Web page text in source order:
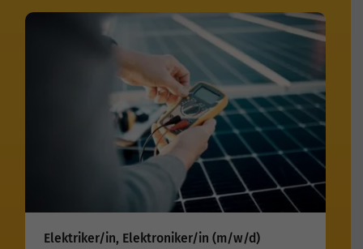
Elektriker/in, Elektroniker/in (m/w/d)